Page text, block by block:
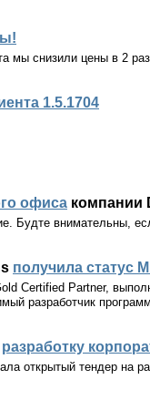
мы снизили цены в 2
1.5.1704
офиса компании
Будте внимательны,
получила статус
Certified Partner,
разработчик
разработку
открытый тендер на